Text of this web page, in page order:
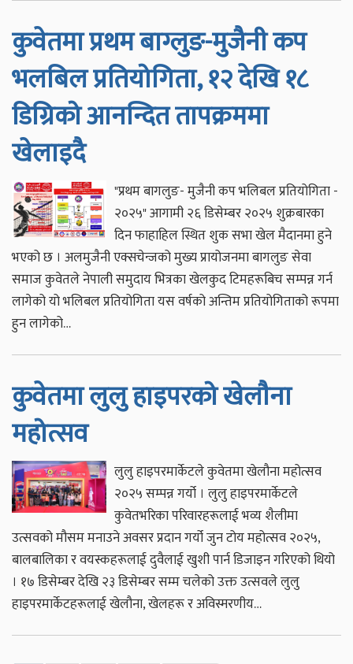
कुवेतमा प्रथम बाग्लुङ-मुजैनी कप
भलबिल प्रतियोगिता, १२ देखि १८
डिग्रिको आनन्दित तापक्रममा
खेलाइदै
"प्रथम बागलुङ- मुजैनी कप भलिबल प्रतियोगिता -
२०२५" आगामी २६ डिसेम्बर २०२५ शुक्रबारका
दिन फाहाहिल स्थित शुक सभा खेल मैदानमा हुने
भएको छ । अलमुजैनी एक्सचेन्जको मुख्य प्रायोजनमा बागलुङ सेवा
समाज कुवेतले नेपाली समुदाय भित्रका खेलकुद टिमहरूबिच सम्पन्न गर्न
लागेको यो भलिबल प्रतियोगिता यस वर्षको अन्तिम प्रतियोगिताको रूपमा
हुन लागेको…
कुवेतमा लुलु हाइपरको खेलाैना
महोत्सव
लुलु हाइपरमार्केटले कुवेतमा खेलौना महोत्सव
२०२५ सम्पन्न गर्यो । लुलु हाइपरमार्केटले
कुवेतभरिका परिवारहरूलाई भव्य शैलीमा
उत्सवको मौसम मनाउने अवसर प्रदान गर्यो जुन टोय महोत्सव २०२५,
बालबालिका र वयस्कहरूलाई दुवैलाई खुशी पार्न डिजाइन गरिएको थियो
। १७ डिसेम्बर देखि २३ डिसेम्बर सम्म चलेको उक्त उत्सवले लुलु
हाइपरमार्केटहरूलाई खेलौना, खेलहरू र अविस्मरणीय…